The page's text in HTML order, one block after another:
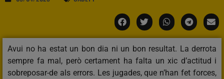
Avui no ha estat un bon dia ni un bon resultat. La derrota
sempre fa mal, però certament ha falta un xic d’actitud i
sobreposar-de als errors. Les jugades, que n’han fet forces,